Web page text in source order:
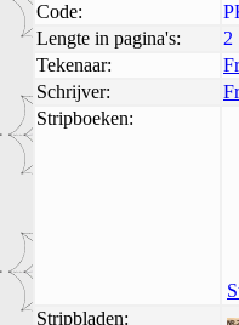
Code:
Lengte in pagina's:
2
Tekenaar:
Schrijver:
Stripboeken:
Stripbladen: